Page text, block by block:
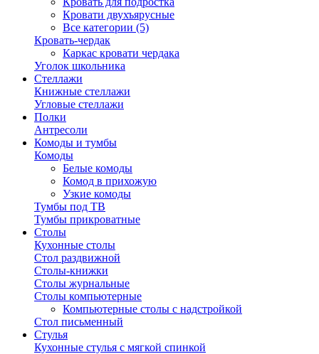
Кровати двухъярусные
Все категории (5)
Кровать-чердак
Каркас кровати чердака
Уголок школьника
Стеллажи
Книжные стеллажи
Угловые стеллажи
Полки
Антресоли
Комоды и тумбы
Комоды
Белые комоды
Комод в прихожую
Узкие комоды
Тумбы под ТВ
Тумбы прикроватные
Столы
Кухонные столы
Стол раздвижной
Столы-книжки
Столы журнальные
Столы компьютерные
Компьютерные столы с надстройкой
Стол письменный
Стулья
Кухонные стулья с мягкой спинкой